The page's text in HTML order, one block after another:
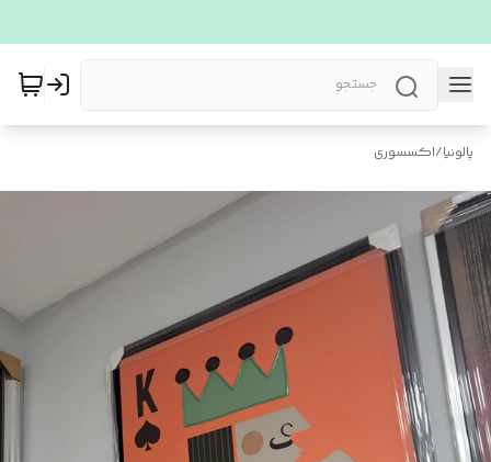
پالونیا/اکسسوری